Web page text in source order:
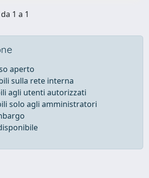
1 a 1
aperto
sulla rete interna
agli utenti autorizzati
solo agli amministratori